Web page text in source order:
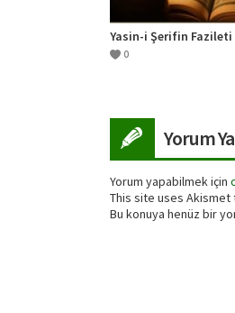
Yasin-i Şerifin Fazileti
0
Yorum
Yorum yapabilmek için
This site uses Akismet
Bu konuya henüz bir